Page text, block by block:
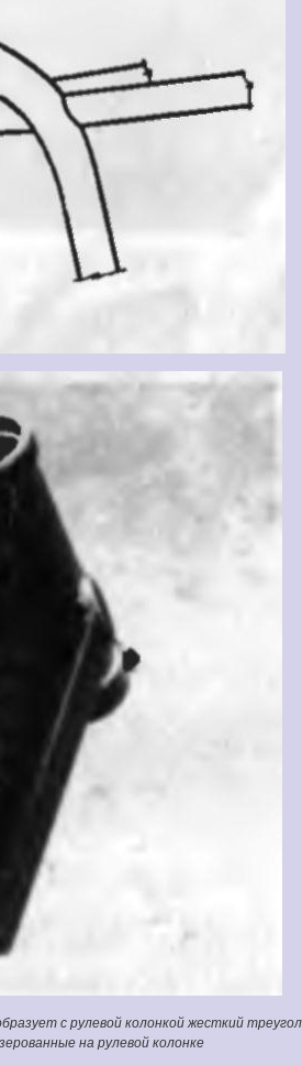
с рулевой колонкой жесткий
на рулевой колонке